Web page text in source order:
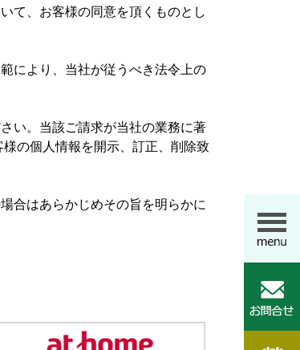
て、お客様の同意を頂くものとし
により、当社が従うべき法令上の
い。当該ご請求が当社の業務に著
の個人情報を開示、訂正、削除致
合はあらかじめその旨を明らかに